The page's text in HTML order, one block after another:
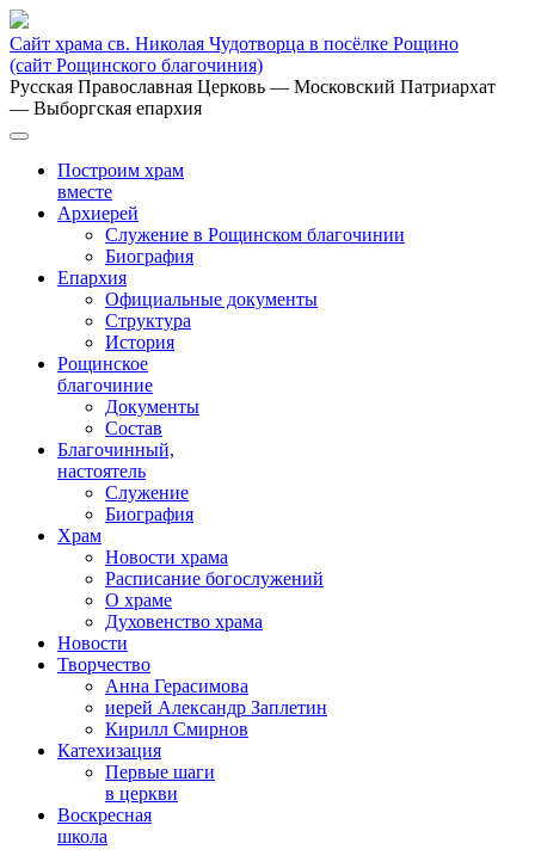
Сайт храма св. Николая Чудотворца в посёлке Рощино
(сайт Рощинского благочиния)
Русская Православная Церковь — Московский Патриархат
— Выборгская епархия
Построим храм
вместе
Архиерей
Служение в Рощинском благочинии
Биография
Епархия
Официальные документы
Структура
История
Рощинское
благочиние
Документы
Состав
Благочинный,
настоятель
Служение
Биография
Храм
Новости храма
Расписание богослужений
О храме
Духовенство храма
Новости
Творчество
Анна Герасимова
иерей Александр Заплетин
Кирилл Смирнов
Катехизация
Первые шаги
в церкви
Воскресная
школа